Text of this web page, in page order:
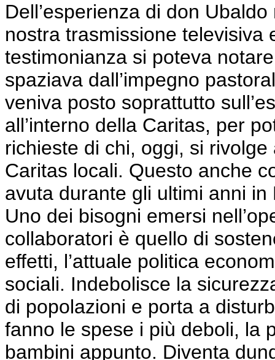
Dell’esperienza di don
nostra trasmissione televisiva
testimonianza si poteva
spaziava dall’impegno
veniva posto soprattutto
all’interno della Caritas, per
richieste di chi, oggi, si
Caritas locali. Questo anche
avuta durante gli ultimi anni in
Uno dei bisogni emersi
collaboratori è quello di
effetti, l’attuale politica
sociali. Indebolisce la
di popolazioni e porta a
fanno le spese i più deboli, la
bambini appunto. Diventa